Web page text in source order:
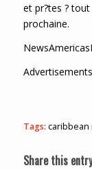
et pr?tes ? tout
prochaine.
Advertisements
Tags: caribbean
Share this entry